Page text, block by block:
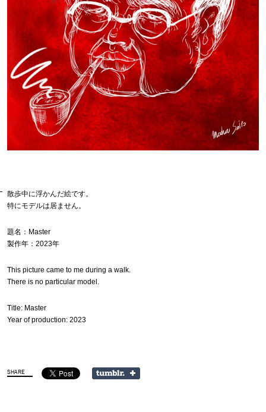
散歩中に浮かんだ絵です。
特にモデルは居ません。
題名：Master
製作年：2023年
This picture came to me during a walk.
There is no particular model.
Title: Master
Year of production: 2023